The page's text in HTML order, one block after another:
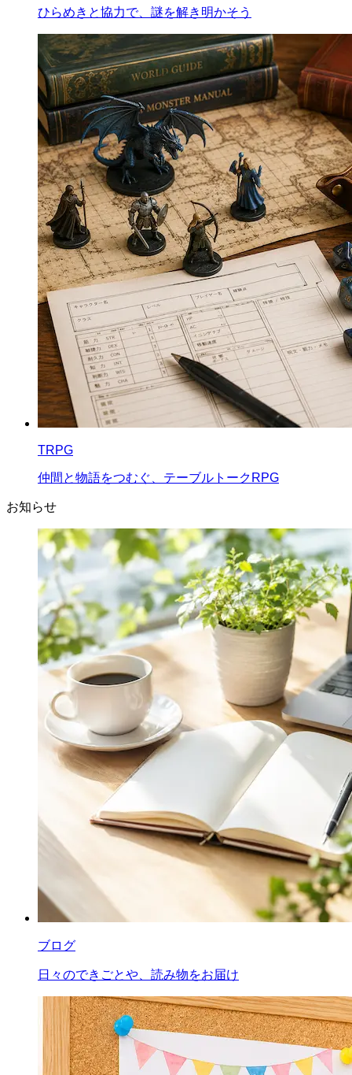
ひらめきと協力で、謎を解き明かそう
TRPG
仲間と物語をつむぐ、テーブルトークRPG
お知らせ
ブログ
日々のできごとや、読み物をお届け